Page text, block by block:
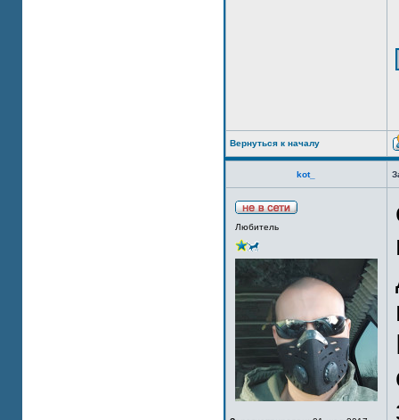
Вернуться к началу
kot_
Любитель